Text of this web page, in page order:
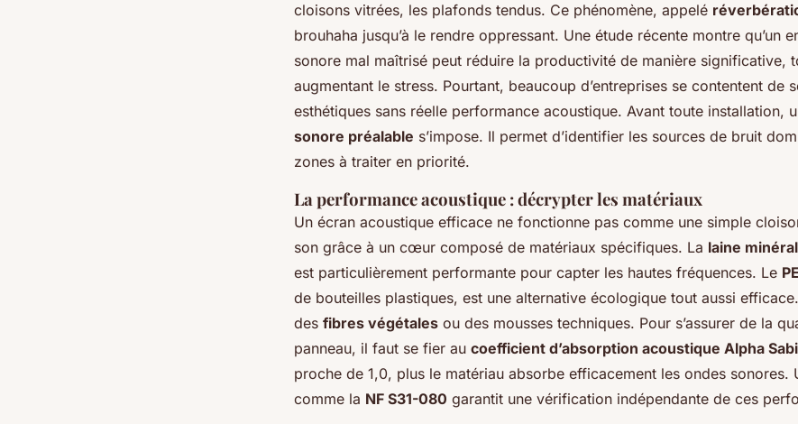
cloisons vitrées, les plafonds tendus. Ce phénomène, appelé
brouhaha jusqu’à le rendre oppressant. Une étude récente montre qu’un
sonore mal maîtrisé peut réduire la productivité de manière significative,
augmentant le stress. Pourtant, beaucoup d’entreprises se contentent de
esthétiques sans réelle performance acoustique. Avant toute installation,
sonore préalable s’impose. Il permet d’identifier les sources de bruit
zones à traiter en priorité.
La performance acoustique : décrypter les matériaux
Un écran acoustique efficace ne fonctionne pas comme une simple
son grâce à un cœur composé de matériaux spécifiques. La laine
est particulièrement performante pour capter les hautes fréquences. Le
de bouteilles plastiques, est une alternative écologique tout aussi
des fibres végétales ou des mousses techniques. Pour s’assurer de la
panneau, il faut se fier au coefficient d’absorption acoustique Alpha
proche de 1,0, plus le matériau absorbe efficacement les ondes sonores.
comme la NF S31-080 garantit une vérification indépendante de ces